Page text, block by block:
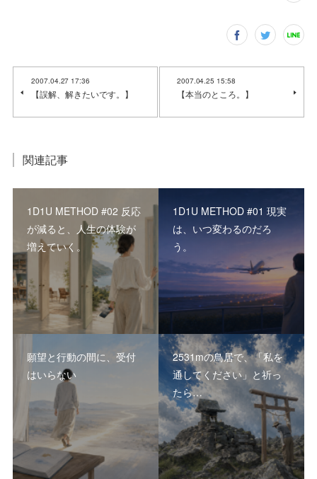
2007.04.27 17:36
【誤解、解きたいです。】
2007.04.25 15:58
【本当のところ。】
関連記事
1D1U METHOD #02 反応
が減ると、人生の体験が
増えていく。
1D1U METHOD #01 現実
は、いつ変わるのだろ
う。
願望と行動の間に、受付
はいらない
2531mの鳥居で、「私を
通してください」と祈っ
たら…